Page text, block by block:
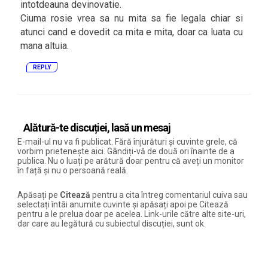
intotdeauna devinovatie.
Ciuma rosie vrea sa nu mita sa fie legala chiar si
atunci cand e dovedit ca mita e mita, doar ca luata cu
mana altuia.
REPLY
Alătură-te discuției, lasă un mesaj
E-mail-ul nu va fi publicat. Fără înjurături și cuvinte grele, că
vorbim prietenește aici. Gândiți-vă de două ori înainte de a
publica. Nu o luați pe arătură doar pentru că aveți un monitor
în față și nu o persoană reală.
Apăsați pe Citează pentru a cita întreg comentariul cuiva sau
selectați întâi anumite cuvinte și apăsați apoi pe Citează
pentru a le prelua doar pe acelea. Link-urile către alte site-uri,
dar care au legătură cu subiectul discuției, sunt ok.